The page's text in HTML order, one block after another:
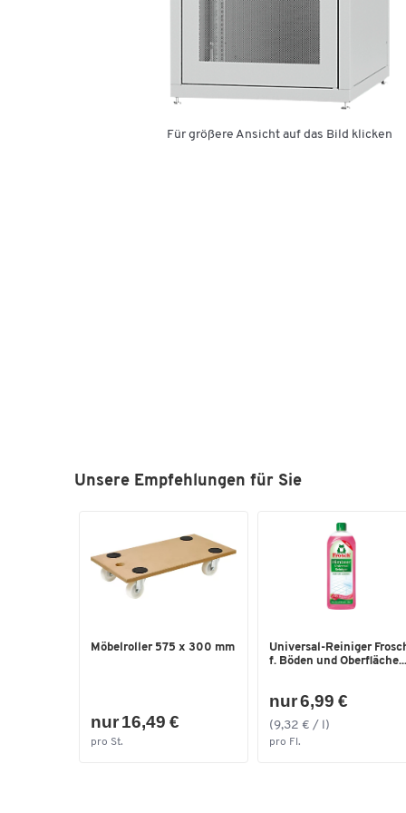
Für größere Ansicht auf das Bild klicken
Unsere Empfehlungen für Sie
Möbelroller 575 x 300 mm
nur 16,49 €
pro St.
Universal-Reiniger
f. Böden und Oberfläche...
nur 6,99 €
(9,32 € / l)
pro Fl.